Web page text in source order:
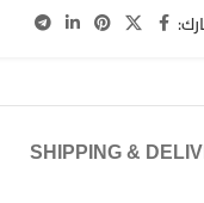
SHIPPING &